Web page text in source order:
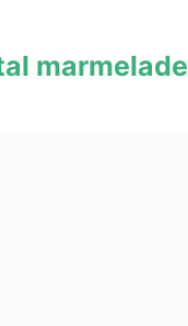
marmelade